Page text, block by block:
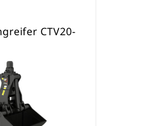
CTV20-